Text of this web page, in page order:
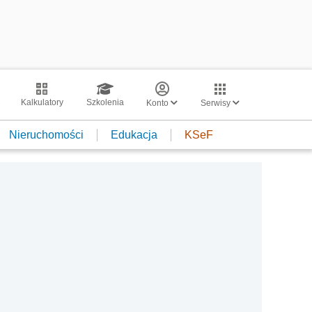
Kalkulatory Szkolenia Konto Serwisy
Nieruchomości Edukacja KSeF